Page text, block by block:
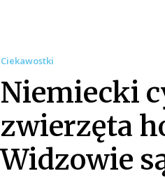
Ciekawostki
Niemiecki
zwierzęta
Widzowie